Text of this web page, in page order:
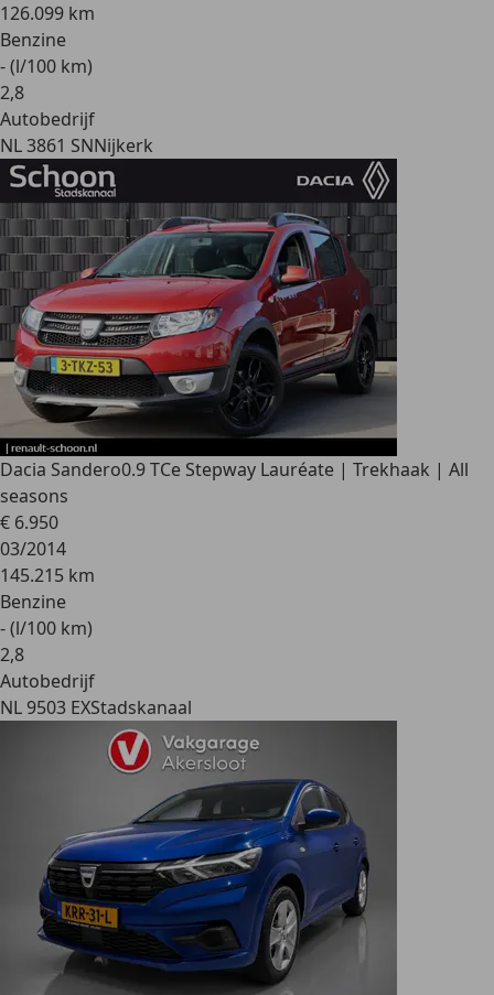
126.099 km
Benzine
- (l/100 km)
2,8
Autobedrijf
NL 3861 SNNijkerk
Dacia Sandero0.9 TCe Stepway Lauréate | Trekhaak | All
seasons
€ 6.950
03/2014
145.215 km
Benzine
- (l/100 km)
2,8
Autobedrijf
NL 9503 EXStadskanaal